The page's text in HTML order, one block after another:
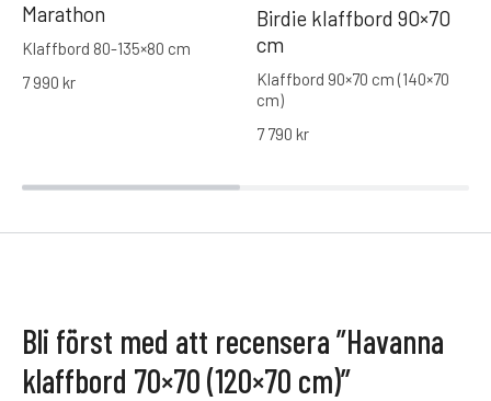
Marathon
Klaffbord 80-135×80 cm
7 990 kr
Birdie klaffbord 90×70
cm
Klaffbord 90×70 cm (140×70
cm)
7 790 kr
Bli först med att recensera ”Havanna
klaffbord 70×70 (120×70 cm)”